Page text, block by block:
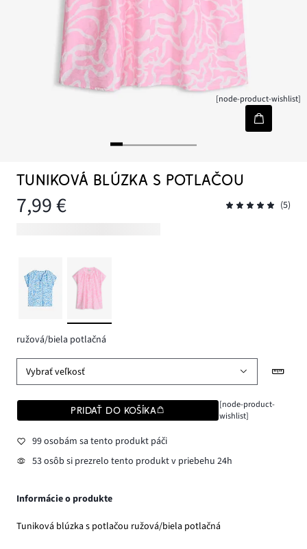
[node-product-wishlist]
TUNIKOVÁ BLÚZKA S POTLAČOU
7,99 € (5)
ružová/biela potlačná
Vybrať veľkosť
PRIDAŤ DO KOŠÍKA
[node-product-
wishlist]
99 osobám sa tento produkt páči
53 osôb si prezrelo tento produkt v priebehu 24h
Informácie o produkte
Tuniková blúzka s potlačou ružová/biela potlačná